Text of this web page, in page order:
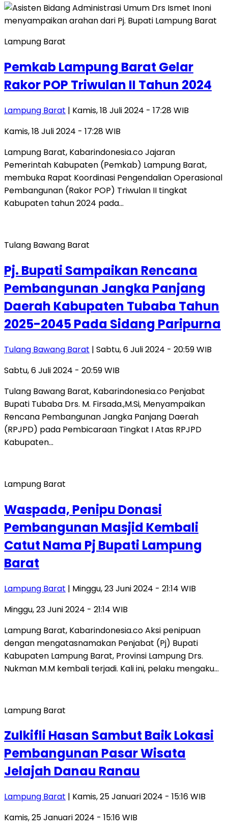
Lampung Barat
Pemkab Lampung Barat Gelar
Rakor POP Triwulan II Tahun 2024
Lampung Barat | Kamis, 18 Juli 2024 - 17:28 WIB
Kamis, 18 Juli 2024 - 17:28 WIB
Lampung Barat, Kabarindonesia.co Jajaran
Pemerintah Kabupaten (Pemkab) Lampung Barat,
membuka Rapat Koordinasi Pengendalian Operasional
Pembangunan (Rakor POP) Triwulan II tingkat
Kabupaten tahun 2024 pada…
Tulang Bawang Barat
Pj. Bupati Sampaikan Rencana
Pembangunan Jangka Panjang
Daerah Kabupaten Tubaba Tahun
2025-2045 Pada Sidang Paripurna
Tulang Bawang Barat | Sabtu, 6 Juli 2024 - 20:59 WIB
Sabtu, 6 Juli 2024 - 20:59 WIB
Tulang Bawang Barat, Kabarindonesia.co Penjabat
Bupati Tubaba Drs. M. Firsada.,M.Si, Menyampaikan
Rencana Pembangunan Jangka Panjang Daerah
(RPJPD) pada Pembicaraan Tingkat I Atas RPJPD
Kabupaten…
Lampung Barat
Waspada, Penipu Donasi
Pembangunan Masjid Kembali
Catut Nama Pj Bupati Lampung
Barat
Lampung Barat | Minggu, 23 Juni 2024 - 21:14 WIB
Minggu, 23 Juni 2024 - 21:14 WIB
Lampung Barat, Kabarindonesia.co Aksi penipuan
dengan mengatasnamakan Penjabat (Pj) Bupati
Kabupaten Lampung Barat, Provinsi Lampung Drs.
Nukman M.M kembali terjadi. Kali ini, pelaku mengaku…
Lampung Barat
Zulkifli Hasan Sambut Baik Lokasi
Pembangunan Pasar Wisata
Jelajah Danau Ranau
Lampung Barat | Kamis, 25 Januari 2024 - 15:16 WIB
Kamis, 25 Januari 2024 - 15:16 WIB